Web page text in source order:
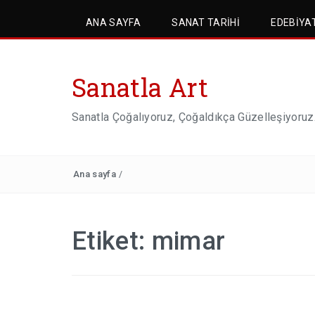
ANA SAYFA SANAT TARIHI
Sanatla Art
Sanatla Çoğalıyoruz, Çoğaldıkça Güzelleşiyoruz.
Ana sayfa /
Etiket: mimar